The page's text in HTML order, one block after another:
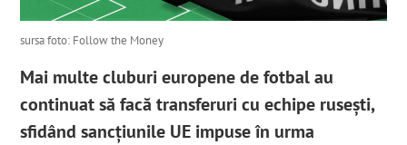
sursa foto: Follow the Money
Mai multe cluburi europene de fotbal au
continuat să facă transferuri cu echipe rusești,
sfidând sancțiunile UE impuse în urma